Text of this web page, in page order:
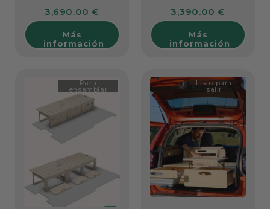
3,690.00 €
Más
información
3,390.00 €
Más
información
Para
ensamblar
Listo para
salir